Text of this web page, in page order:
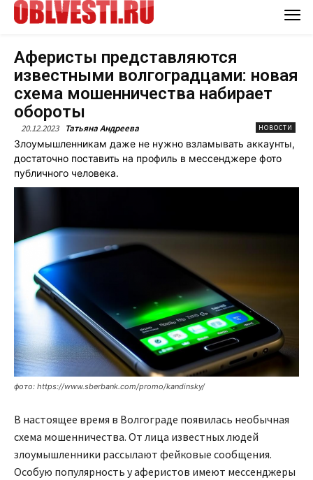
Аферисты представляются
известными волгоградцами: новая
схема мошенничества набирает
обороты
20.12.2023 Татьяна Андреева НОВОСТИ
Злоумышленникам даже не нужно взламывать аккаунты,
достаточно поставить на профиль в мессенджере фото
публичного человека.
фото: https://www.sberbank.com/promo/kandinsky/
В настоящее время в Волгограде появилась необычная
схема мошенничества. От лица известных людей
злоумышленники рассылают фейковые сообщения.
Особую популярность у аферистов имеют мессенджеры